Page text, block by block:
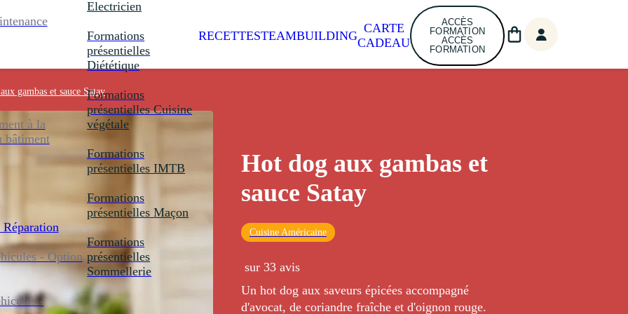
à la
bâtiment
- Option
-
Electricien
Formations
présentielles
Diététique
Formations
présentielles Cuisine
végétale
Formations
présentielles IMTB
Formations
présentielles Maçon
Formations
présentielles
Sommellerie
RECETTESTEAMBUILDING
CARTE
CADEAU
ACCÈS
FORMATION
ACCÈS
FORMATION
gambas et sauce Satay
Hot dog aux gambas et
sauce Satay
Cuisine Américaine
sur 33 avis
Un hot dog aux saveurs épicées accompagné
d'avocat, de coriandre fraîche et d'oignon rouge.